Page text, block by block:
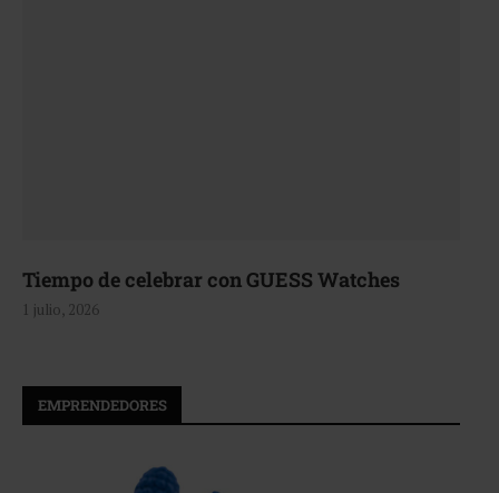
Tiempo de celebrar con GUESS Watches
1 julio, 2026
EMPRENDEDORES